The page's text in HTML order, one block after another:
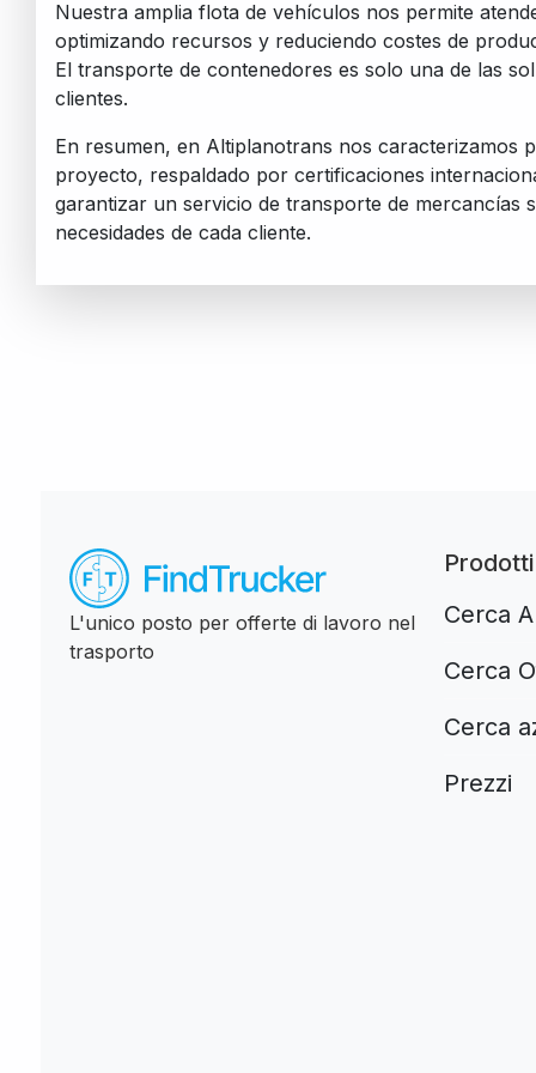
Nuestra amplia flota de vehículos nos permite
optimizando recursos y reduciendo costes de
El transporte de contenedores es solo una de las
clientes.
En resumen, en Altiplanotrans nos
proyecto, respaldado por certificaciones
garantizar un servicio de transporte de mercancías
necesidades de cada cliente.
L'unico posto per offerte di lavoro nel
trasporto
Prodotti
Cerca
Cerca
Cerca
Prezzi